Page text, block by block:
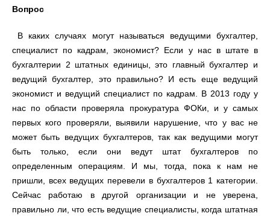
Вопрос
В каких случаях могут называться ведущими бухгалтер,
специалист по кадрам, экономист? Если у нас в штате в
бухгалтерии 2 штатных единицы, это главный бухгалтер и
ведущий бухгалтер, это правильно? И есть еще ведущий
экономист и ведущий специалист по кадрам. В 2013 году у
нас по области проверяла прокуратура ФОКи, и у самых
первых кого проверяли, выявили нарушение, что у вас не
может быть ведущих бухгалтеров, так как ведущими могут
быть только, если они ведут штат бухгалтеров по
определенным операциям. И мы, тогда, пока к нам не
пришли, всех ведущих перевели в бухгалтеров 1 категории.
Сейчас работаю в другой организации и не уверена,
правильно ли, что есть ведущие специалисты, когда штатная